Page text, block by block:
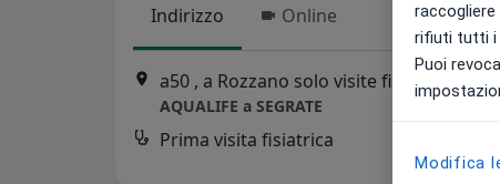
Indirizzo Online
a50 , a Rozzano solo visite fisiatriche domiciliari mentre a Segrate visite in sede, Rozzano
AQUALIFE a SEGRATE
Prima visita fisiatrica
rifiuti tutti i
Puoi
Modifica